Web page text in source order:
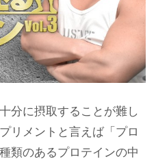
分に摂取することが難し
リメントと言えば「プロ
類のあるプロテインの中